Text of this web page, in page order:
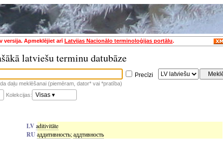
versija. Apmeklējiet arīLatvijas Nacionālo terminoloģijas portālu.
latviešu terminu datubāze
Precīzi
daļu meklēšanai (piemēram, dator* vai *pratība)
Kolekcijas: Visas ▾
LVaditivitāte
RUаддитивность;аддтивность